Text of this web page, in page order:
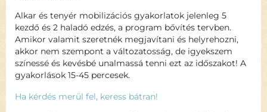
Alkar és tenyér mobilizációs gyakorlatok jelenleg 5
kezdő és 2 haladó edzés, a program bővítés tervben.
Amikor valamit szeretnék megjavítani és helyrehozni,
akkor nem szempont a változatosság, de igyekszem
színessé és kevésbé unalmassá tenni ezt az időszakot! A
gyakorlások 15-45 percesek.
Ha kérdés merül fel, keress bátran!